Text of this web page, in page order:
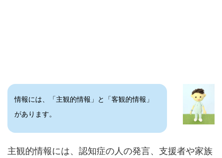
情報には、「主観的情報」と「客観的情報」
があります。
主観的情報には、認知症の人の発言、支援者や家族